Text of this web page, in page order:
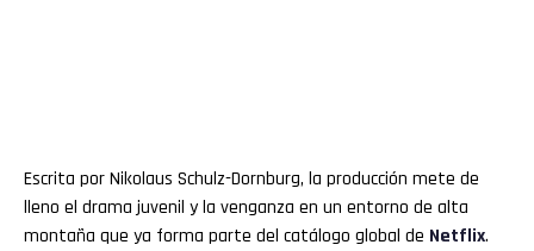
Escrita por Nikolaus Schulz-Dornburg, la producción mete de
lleno el drama juvenil y la venganza en un entorno de alta
montaña que ya forma parte del catálogo global de Netflix.